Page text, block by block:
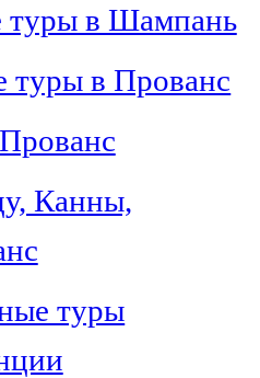
в Шампань
туры в Прованс
Канны,
туры